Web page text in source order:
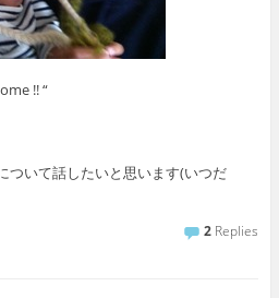
!! “
ついて話したいと思います(いつだ
2 Replies